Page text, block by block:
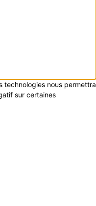
technologies nous permettra
sur certaines